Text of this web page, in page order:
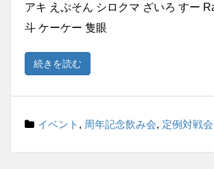
アキ えぷそん シロクマ ざいろ すー
斗 ケーケー 隻眼
続きを読む
イベント , 周年記念飲み会, 定例対戦会